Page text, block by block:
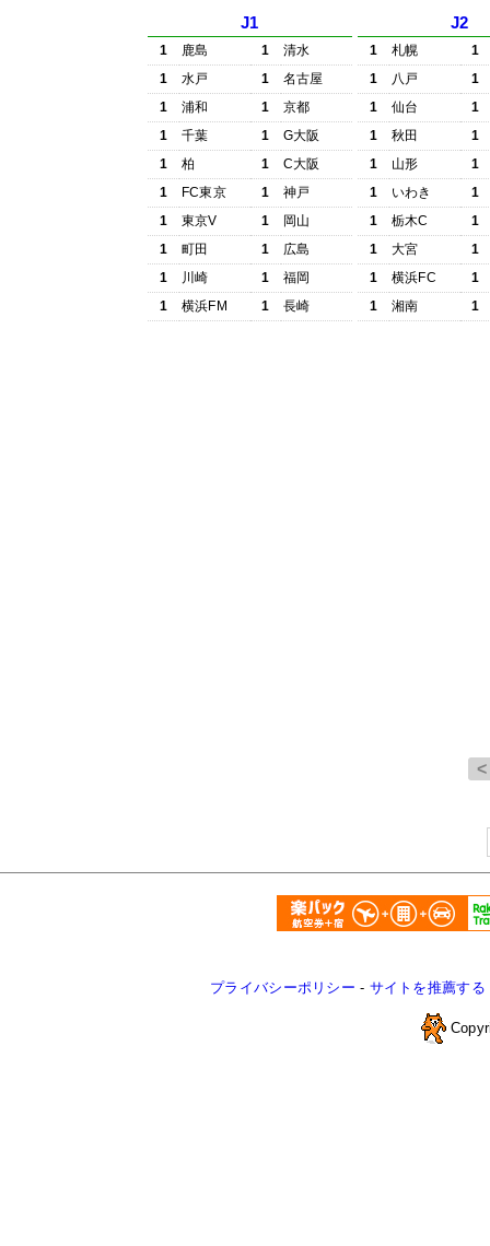
J1
1 鹿島 1
清水
1
水戸 1
名古屋
1
浦和 1
京都
1
千葉 1
G大阪
1
柏 1
C大阪
1
FC東京 1
神戸
1
東京V 1
岡山
1
町田 1
広島
1
川崎 1
福岡
1
横浜FM 1 長崎
J2
1 札幌
1
1
八戸
1
1
仙台
1
1
秋田
1
1
山形
1
1
いわき
1
1
栃木C
1
1
大宮
1
1
横浜FC
1
1
湘南 1
プライバシーポリシー - サイトを推薦する